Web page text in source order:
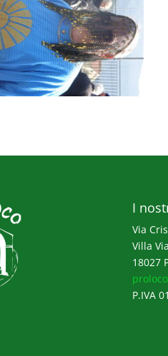
I
Via
Villa
18027
P.IVA